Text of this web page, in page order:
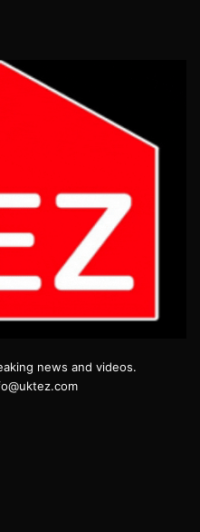
news and videos.